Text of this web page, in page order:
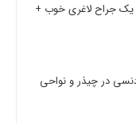
لاغری (9 ویژگی یک جراح لاغری خوب +
در چیذر و نواحی